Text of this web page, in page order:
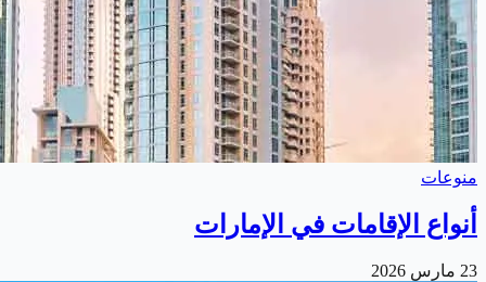
منوعات
أنواع الإقامات في الإمارات
23 مارس 2026